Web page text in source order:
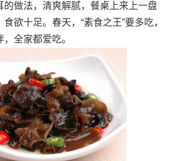
的做法，清爽解腻，餐桌上来上一盘
欲十足。春天，“素食之王”要多吃，
全家都爱吃。